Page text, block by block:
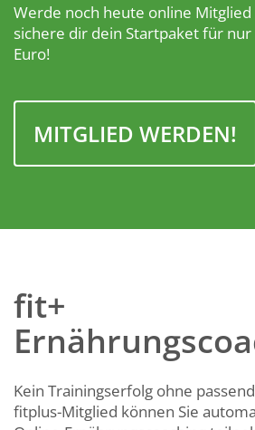
Werde noch heute online
sichere dir dein Startpaket für
Euro!
MITGLIED WERDEN!
fit+
Kein Trainingserfolg ohne
fitplus-Mitglied können Sie